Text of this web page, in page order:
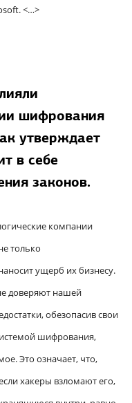
<…>
шифрования
утверждает
в себе
законов.
компании
только
ущерб их бизнесу.
доверяют нашей
обезопасив свои
шифрования,
Это означает, что,
хакеры взломают его,